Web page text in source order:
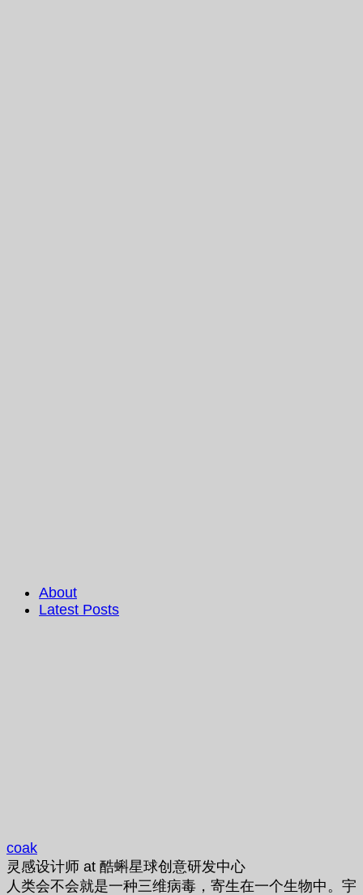
About
Latest Posts
coak
灵感设计师 at 酷蝌星球创意研发中心
人类会不会就是一种三维病毒，寄生在一个生物中。宇